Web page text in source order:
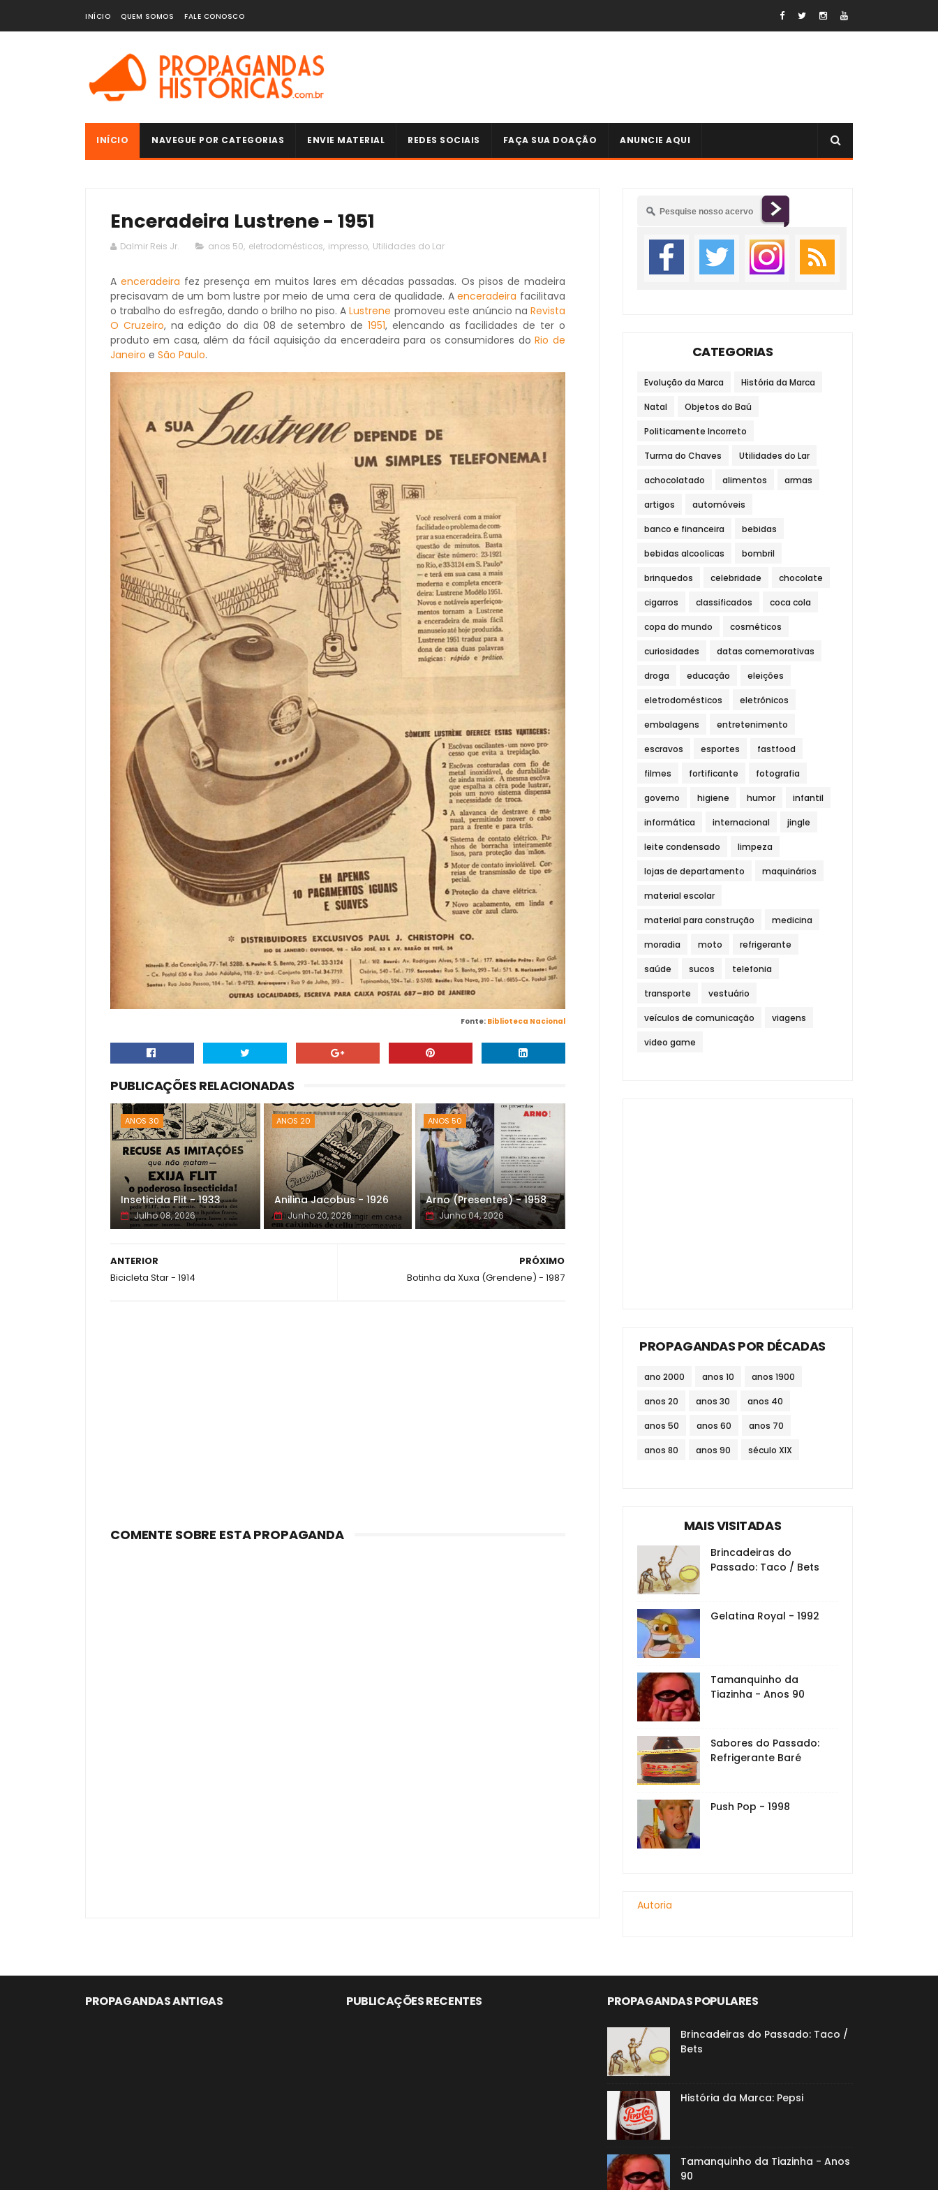
INÍCIO QUEM SOMOS FALE CONOSCO
INÍCIO NAVEGUE POR CATEGORIAS ENVIE MATERIAL REDES SOCIAIS FAÇA SUA DOAÇÃO ANUNCIE AQUI
Enceradeira Lustrene - 1951
Dalmir Reis Jr. anos 50, eletrodomésticos, impresso, Utilidades do Lar
Aenceradeira fez presença em muitos lares em décadas passadas. Os pisos de madeira
precisavam de um bom lustre por meio de uma cera de qualidade. Aenceradeira facilitava
o trabalho do esfregão, dando o brilho no piso. ALustrene promoveu este anúncio na Revista
O Cruzeiro, na edição do dia 08 de setembro de 1951, elencando as facilidades de ter o
produto em casa, além da fácil aquisição da enceradeira para os consumidores doRio de
Janeiro e São Paulo.
Fonte: Biblioteca Nacional
PUBLICAÇÕES RELACIONADAS
ANOS 30
Inseticida Flit - 1933
Julho 08, 2026
ANOS 20
Anilina Jacobus - 1926
Junho 20, 2026
ANOS 50
Arno (Presentes) - 1958
Junho 04, 2026
PRÓXIMO
Botinha da Xuxa (Grendene) - 1987
ANTERIOR
Bicicleta Star - 1914
COMENTE SOBRE ESTA PROPAGANDA
CATEGORIAS
Evolução da Marca História da Marca
Natal Objetos do Baú
Politicamente Incorreto
Turma do Chaves Utilidades do Lar
achocolatado alimentos armas
artigos automóveis
banco e financeira bebidas
bebidas alcoolicas bombril
brinquedos celebridade chocolate
cigarros classificados coca cola
copa do mundo cosméticos
curiosidades datas comemorativas
droga educação eleições
eletrodomésticos eletrônicos
embalagens entretenimento
escravos esportes fastfood
filmes fortificante fotografia
governo higiene humor infantil
informática internacional jingle
leite condensado limpeza
lojas de departamento maquinários
material escolar
material para construção medicina
moradia moto refrigerante
saúde sucos telefonia
transporte vestuário
veículos de comunicação viagens
video game
PROPAGANDAS POR DÉCADAS
ano 2000 anos 10 anos 1900
anos 20 anos 30 anos 40
anos 50 anos 60 anos 70
anos 80 anos 90 século XIX
MAIS VISITADAS
Brincadeiras do
Passado: Taco / Bets
Gelatina Royal - 1992
Tamanquinho da
Tiazinha - Anos 90
Sabores do Passado:
Refrigerante Baré
Push Pop - 1998
Autoria
PROPAGANDAS ANTIGAS PUBLICAÇÕES RECENTES PROPAGANDAS POPULARES
Brincadeiras do Passado: Taco /
Bets
História da Marca: Pepsi
Tamanquinho da Tiazinha - Anos
90